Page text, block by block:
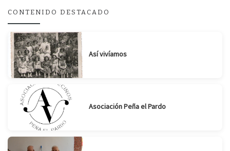
CONTENIDO DESTACADO
Así vivíamos
Asociación Peña el Pardo